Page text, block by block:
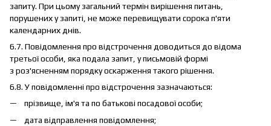
запиту. При цьому загальний термін вирішення питань,
порушених у запиті, не може перевищувати сорока п'яти
календарних днів.
6.7. Повідомлення про відстрочення доводиться до відома
третьої особи, яка подала запит, у письмовій формі
з роз'ясненням порядку оскарження такого рішення.
6.8. У повідомленні про відстрочення зазначаються:
прізвище, ім'я та по батькові посадової особи;
дата відправлення повідомлення;